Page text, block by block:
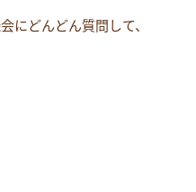
にどんどん質問して、